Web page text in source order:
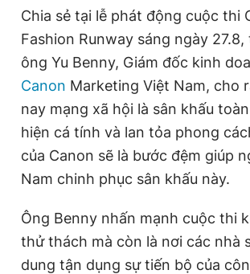
Sản phẩm khác
Tiện ích Bạn cần
Thông tin tòa soạn Liên hệ
Đọc Thanh Niên trên điện thoại
Chia sẻ tại lễ phát động cuộc thi
Fashion Runway sáng ngày 27.8,
ông Yu Benny, Giám đốc kinh
Canon Marketing Việt Nam, cho
nay mạng xã hội là sân khấu
hiện cá tính và lan tỏa phong
của Canon sẽ là bước đệm giúp
Nam chinh phục sân khấu này.
Ông Benny nhấn mạnh cuộc thi
thử thách mà còn là nơi các nhà
dung tận dụng sự tiến bộ của